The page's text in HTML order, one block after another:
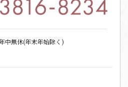
中無休(年末年始除く)